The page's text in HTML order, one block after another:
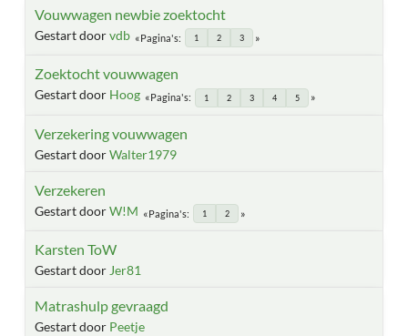
Vouwwagen newbie zoektocht
Gestart doorvdb Pagina's 1 2 3
Zoektocht vouwwagen
Gestart door Hoog Pagina's 1 2 3 4 5
Verzekering vouwwagen
Gestart doorWalter1979
Verzekeren
Gestart doorW!M Pagina's 1 2
Karsten ToW
Gestart door Jer81
Matrashulp gevraagd
Gestart door Peetje